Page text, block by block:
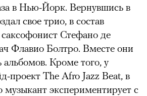
в Нью-Йорк. Вернувшись в
свое трио, в состав
Стефано де
Флавио Болтро. Вместе они
альбомов. Кроме того, у
проект The Afro Jazz Beat, в
музыкант экспериментирует с